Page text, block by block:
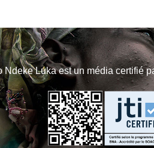
Ndeke Luka est un média certifié